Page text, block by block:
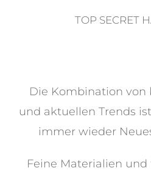
TOP SECRET
Die Kombination von
und aktuellen Trends
immer wieder
Feine Materialien